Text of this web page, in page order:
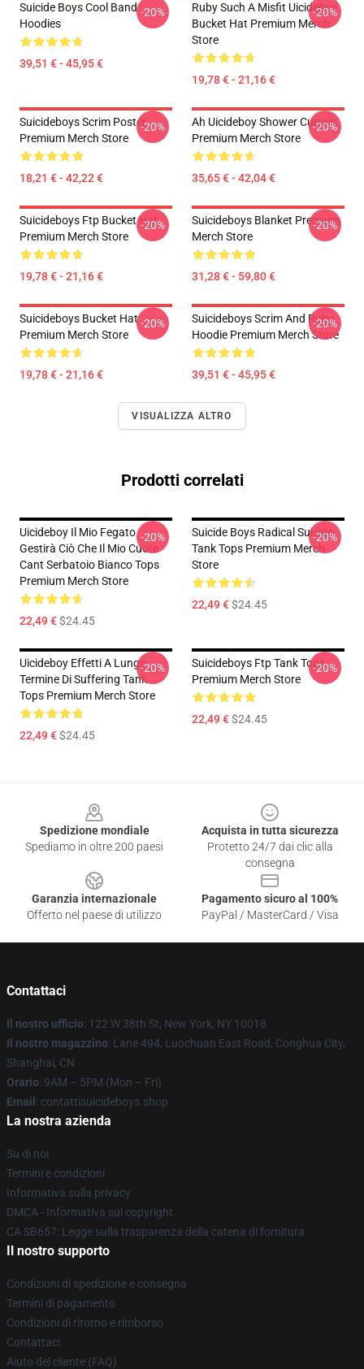
Suicide Boys Cool Band
Hoodies
39,51 € - 45,95 €
-20%
Ruby Such A Misfit Uicideboy
Bucket Hat Premium Merch
Store
19,78 € - 21,16 €
-20%
Suicideboys Scrim Poster
Premium Merch Store
18,21 € - 42,22 €
-20%
Ah Uicideboy Shower Curtain
Premium Merch Store
35,65 € - 42,04 €
-20%
Suicideboys Ftp Bucket Hat
Premium Merch Store
19,78 € - 21,16 €
-20%
Suicideboys Blanket Premium
Merch Store
31,28 € - 59,80 €
-20%
Suicideboys Bucket Hat
Premium Merch Store
19,78 € - 21,16 €
-20%
Suicideboys Scrim And Ruby
Hoodie Premium Merch Store
39,51 € - 45,95 €
-20%
VISUALIZZA ALTRO
Prodotti correlati
Uicideboy Il Mio Fegato
Gestirà Ciò Che Il Mio Cuore
Cant Serbatoio Bianco Tops
Premium Merch Store
22,49 €$24.45
-20%
Suicide Boys Radical Suicide
Tank Tops Premium Merch
Store
22,49 €$24.45
-20%
Uicideboy Effetti A Lungo
Termine Di Suffering Tank
Tops Premium Merch Store
22,49 €$24.45
-20%
Suicideboys Ftp Tank Tops
Premium Merch Store
22,49 €$24.45
-20%
Spedizione mondiale
Spediamo in oltre 200 paesi
Acquista in tutta sicurezza
Protetto 24/7 dai clic alla
consegna
Garanzia internazionale
Offerto nel paese di utilizzo
Pagamento sicuro al 100%
PayPal / MasterCard / Visa
Contattaci
Il nostro ufficio: 122 W 38th St, New York, NY 10018
Il nostro magazzino: Lane 494, Luochuan East Road, Conghua City,
Shanghai, CN
Orario: 9AM – 5PM (Mon – Fri)
Email : contattisuicideboys.shop
La nostra azienda
Su di noi
Termini e condizioni
Informativa sulla privacy
DMCA - Informativa sul copyright
CA SB657: Legge sulla trasparenza della catena di fornitura
Il nostro supporto
Condizioni di spedizione e consegna
Termini di pagamento
Condizioni di ritorno e rimborso
Contattaci
Aiuto del cliente (FAQ)